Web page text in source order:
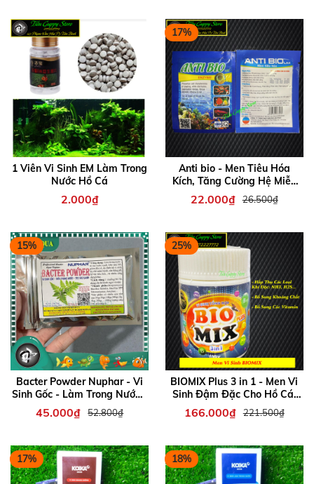
1 Viên Vi Sinh EM Làm Trong
Nước Hồ Cá
2.000₫
17%
Anti bio - Men Tiêu Hóa
Kích, Tăng Cường Hệ Miễn
Dịch Cho Cá
22.000₫ 26.500₫
15%
Bacter Powder Nuphar - Vi
Sinh Gốc - Làm Trong Nước -
Giải Quyết Tảo Xanh
45.000₫ 52.800₫
25%
BIOMIX Plus 3 in 1 - Men Vi
Sinh Đậm Đặc Cho Hồ Cá,
Tép, Thủy Sinh (Hủ
100gram)
166.000₫ 221.500₫
17% 18%